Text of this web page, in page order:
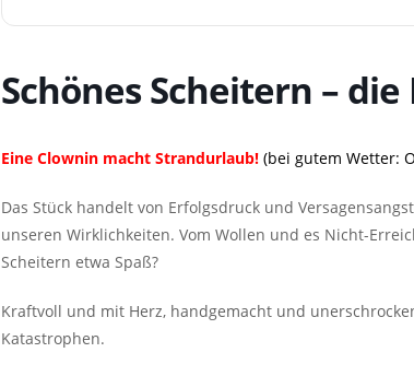
Schönes Scheitern –
Eine Clownin macht Strandurlaub! (bei gutem Wetter:
Das Stück handelt von Erfolgsdruck und
unseren Wirklichkeiten. Vom Wollen und es Nicht-
Scheitern etwa Spaß?
Kraftvoll und mit Herz, handgemacht und
Katastrophen.